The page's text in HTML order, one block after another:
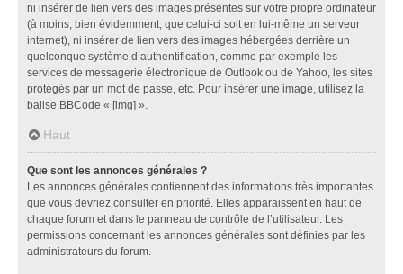
ni insérer de lien vers des images présentes sur votre propre ordinateur
(à moins, bien évidemment, que celui-ci soit en lui-même un serveur
internet), ni insérer de lien vers des images hébergées derrière un
quelconque système d’authentification, comme par exemple les
services de messagerie électronique de Outlook ou de Yahoo, les sites
protégés par un mot de passe, etc. Pour insérer une image, utilisez la
balise BBCode « [img] ».
Haut
Que sont les annonces générales ?
Les annonces générales contiennent des informations très importantes
que vous devriez consulter en priorité. Elles apparaissent en haut de
chaque forum et dans le panneau de contrôle de l’utilisateur. Les
permissions concernant les annonces générales sont définies par les
administrateurs du forum.